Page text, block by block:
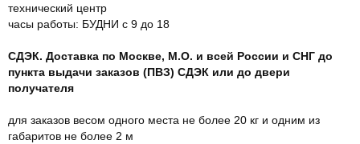
технический центр
часы работы: БУДНИ с 9 до 18
СДЭК. Доставка по Москве, М.О. и всей России и СНГ до
пункта выдачи заказов (ПВЗ) СДЭК или до двери
получателя
для заказов весом одного места не более 20 кг и одним из
габаритов не более 2 м